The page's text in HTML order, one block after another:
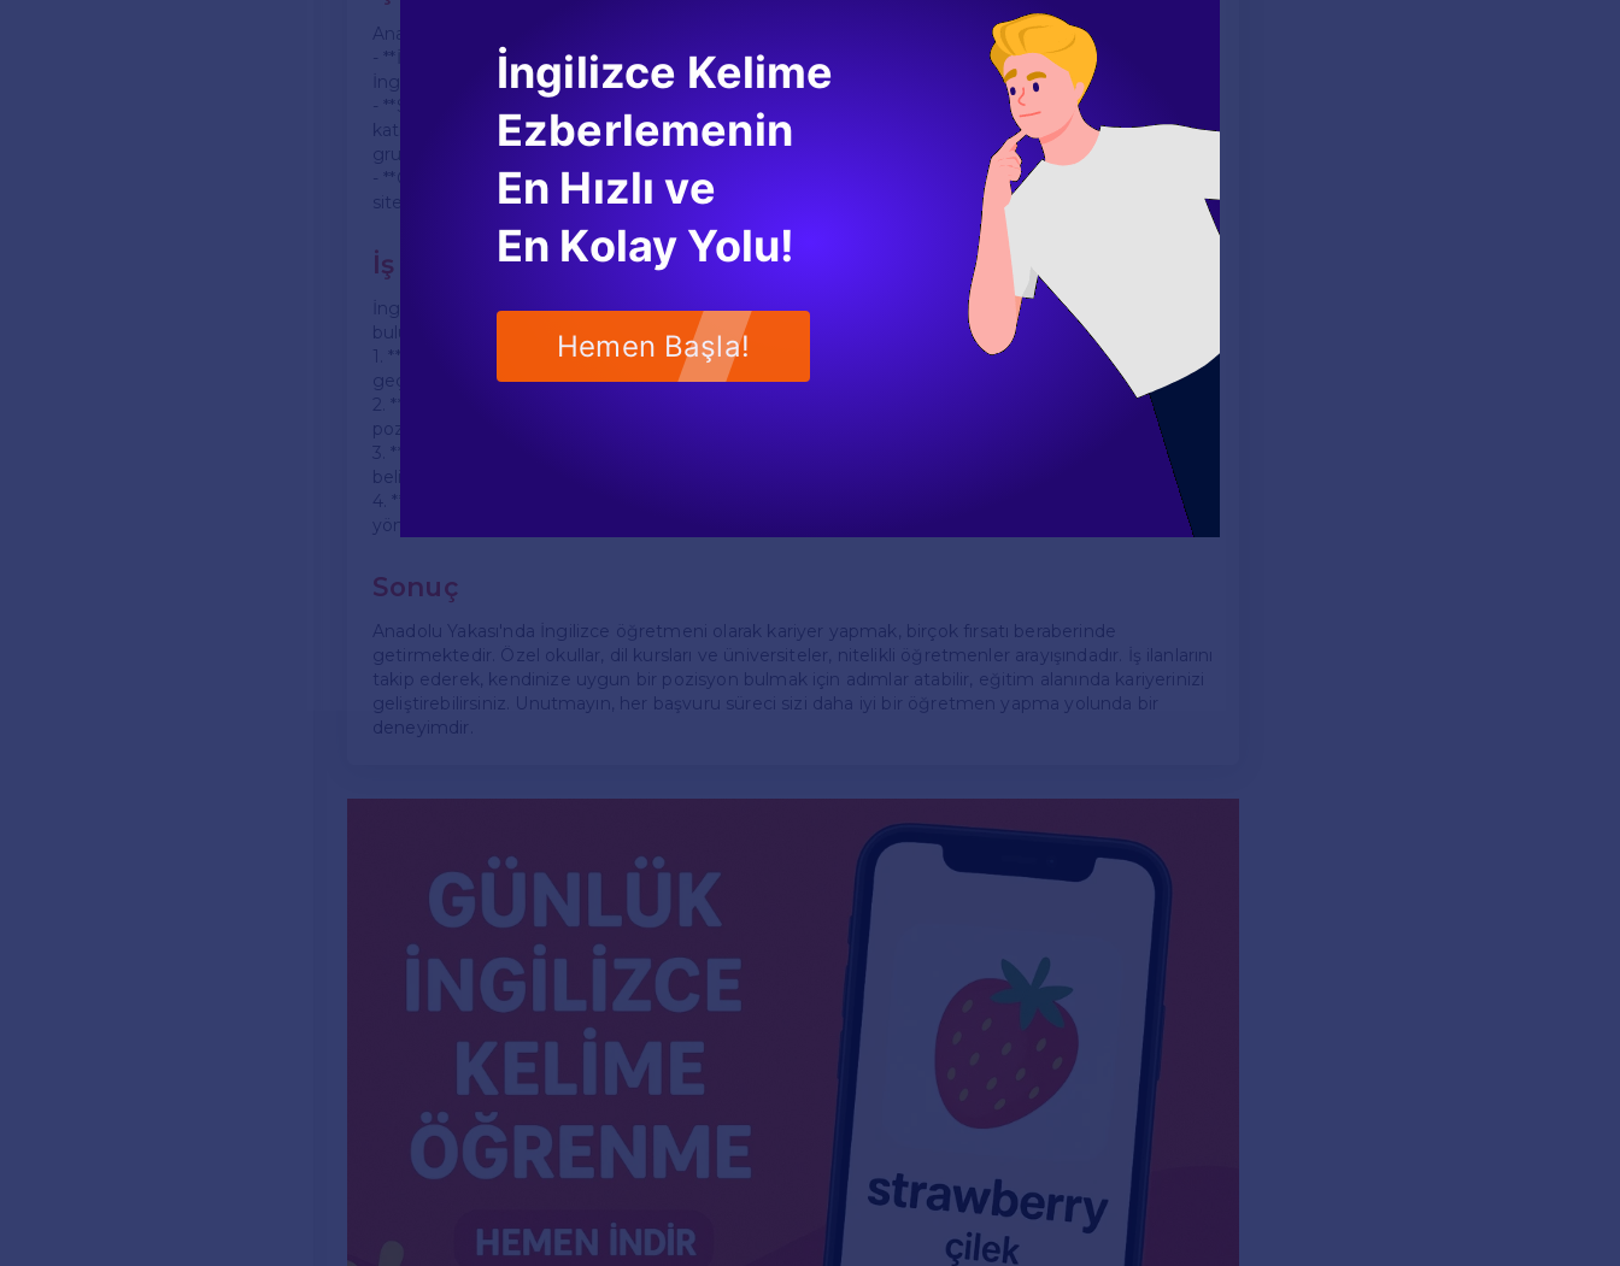
Anadolu Yakası'nda İngilizce öğretmeni iş ilanlarını bulmak için aşağıdaki kaynakları kullanabilirsiniz:
- **İnternet İş İlanı Siteleri:** Kariyer.net, Yenibiris.com ve Indeed gibi popüler iş ilanı siteleri,
İngilizce öğretmeni arayan kurumların ilanlarını düzenli olarak yayınlamaktadır.
- **Sosyal Medya:** LinkedIn ve Facebook grupları, eğitim alanında iş ilanları paylaşan topluluklara
katılmak için harika bir kaynak olabilir. Bu platformlarda, öğretmenler için özel olarak oluşturulmuş
gruplarda ilanlar paylaşılmaktadır.
- **Okul ve Kurumların Resmi Web Siteleri:** İlgi duyduğunuz okulların ve dil kurslarının resmi web
sitelerini düzenli olarak kontrol etmek, açık pozisyonları takip etmek için etkili bir yöntemdir.
İş Başvurusu Yaparken Dikkat Edilmesi Gerekenler
İngilizce öğretmeni olarak iş başvurusu yaparken dikkat etmeniz gereken bazı önemli noktalar
bulunmaktadır:
1. **Güncel CV:** Özgeçmişinizi güncel tutmak, iş başvurularında önemli bir adımdır. Eğitim
geçmişiniz, iş deneyimleriniz ve diğer yeterliliklerinizi vurgulamalısınız.
2. **Özelleştirilmiş Ön Yazı:** Her başvuru için özelleştirilmiş bir ön yazı hazırlamak, adayın
pozisyona olan ilgisini ve motivasyonunu göstermek açısından önemlidir.
3. **Referanslar:** Daha önce çalıştığınız kurumlarda sağladığınız başarıları ve referanslarınızı
belirtmek, başvurunuzu güçlendirecektir.
4. **Mülakat Hazırlığı:** Başarılı bir mülakat için, eğitim felsefenizi, öğretim yöntemlerinizi ve sınıf
yönetimi becerilerinizi önceden düşünmekte fayda var.
Sonuç
Anadolu Yakası'nda İngilizce öğretmeni olarak kariyer yapmak, birçok fırsatı beraberinde
getirmektedir. Özel okullar, dil kursları ve üniversiteler, nitelikli öğretmenler arayışındadır. İş ilanlarını
takip ederek, kendinize uygun bir pozisyon bulmak için adımlar atabilir, eğitim alanında kariyerinizi
geliştirebilirsiniz. Unutmayın, her başvuru süreci sizi daha iyi bir öğretmen yapma yolunda bir
deneyimdir.
İngilizce Kelime
Ezberlemenin
En Hızlı ve
En Kolay Yolu!
Hemen Başla!